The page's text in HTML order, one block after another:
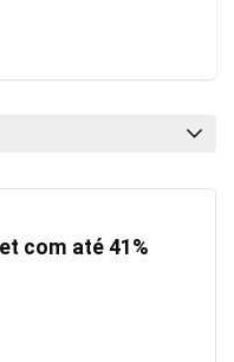
com até 41%